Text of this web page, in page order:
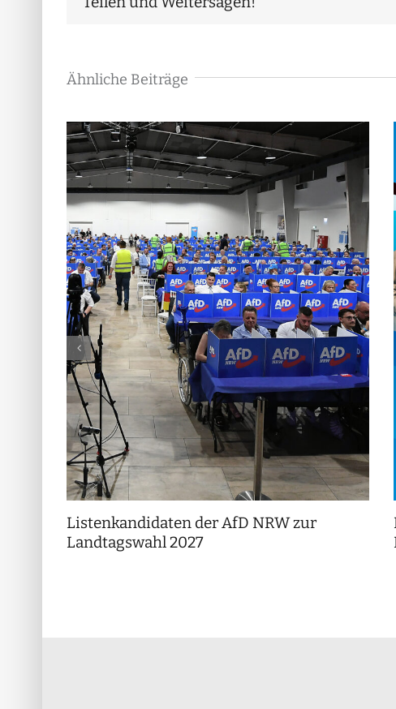
Ähnliche Beiträge
Listenkandidaten der AfD NRW zur
Landtagswahl 2027